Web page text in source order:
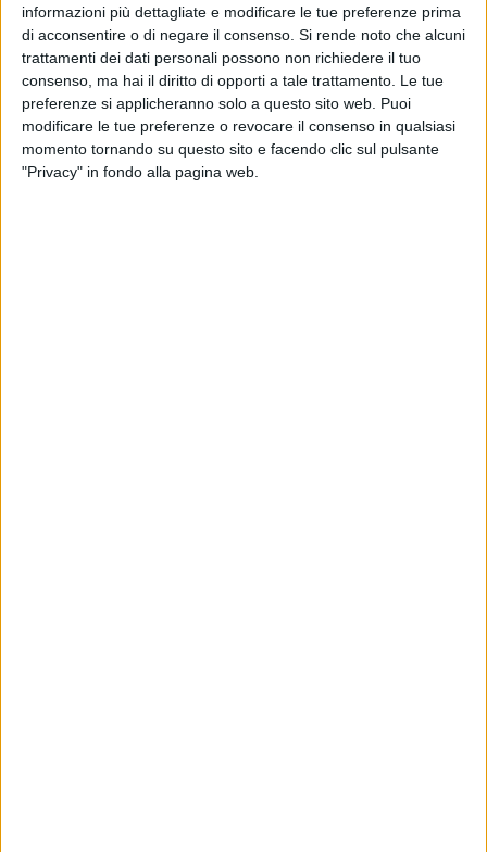
informazioni più dettagliate e modificare le tue preferenze prima
di acconsentire o di negare il consenso. Si rende noto che alcuni
trattamenti dei dati personali possono non richiedere il tuo
consenso, ma hai il diritto di opporti a tale trattamento. Le tue
preferenze si applicheranno solo a questo sito web. Puoi
modificare le tue preferenze o revocare il consenso in qualsiasi
momento tornando su questo sito e facendo clic sul pulsante
"Privacy" in fondo alla pagina web.
Con l'avvio dei lavori di risanamento edilizio e di
efficientamento energetico a San Paolo, Santa Rita e Torre a
mare, che si aggiungono agli interventi già in corso nei
quartieri San Pio e Catino, di fatto è iniziato un piano di
riqualificazione degli edifici di Erp di proprietà comunale che
non ha precedenti nella storia della città e che interessa circa
650famiglie baresi».